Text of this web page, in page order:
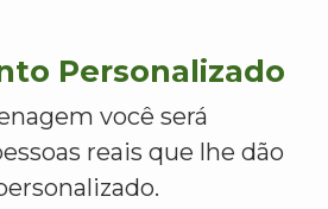
Personalizado
você será
reais que lhe dão